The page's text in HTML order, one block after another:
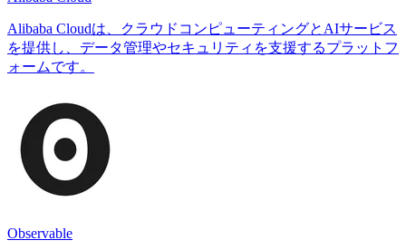
Alibaba Cloudは、クラウドコンピューティングとAIサービス
を提供し、データ管理やセキュリティを支援するプラットフ
ォームです。
Observable